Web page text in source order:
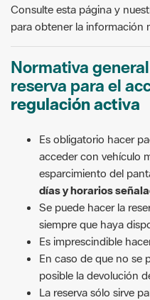
Consulte esta página y
para obtener la información
Normativa
reserva para el
regulación activa
Es obligatorio hacer
acceder con vehículo
esparcimiento del
días y horarios
Se puede hacer la
siempre que haya
Es imprescindible
En caso de que no se
posible la devolución
La reserva sólo sirve